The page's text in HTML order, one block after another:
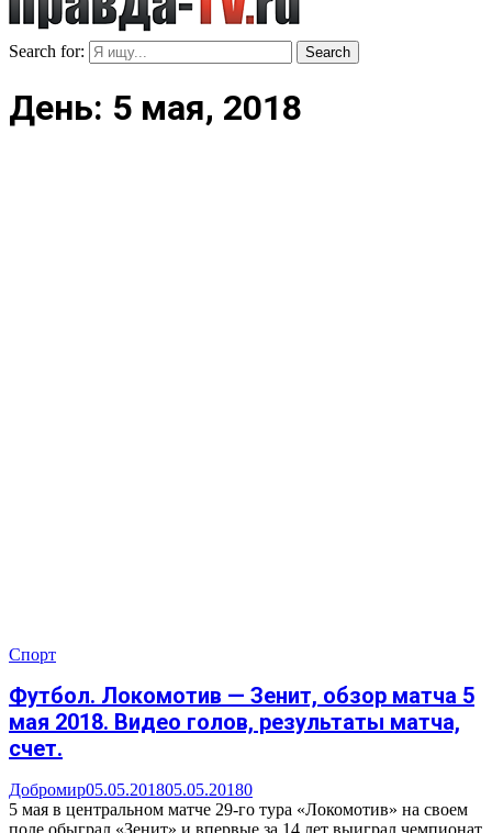
Search for: Search
День: 5 мая, 2018
Спорт
Футбол. Локомотив — Зенит, обзор матча 5
мая 2018. Видео голов, результаты матча,
счет.
Добромир05.05.201805.05.20180
5 мая в центральном матче 29-го тура «Локомотив» на своем
поле обыграл «Зенит» и впервые за 14 лет выиграл чемпионат